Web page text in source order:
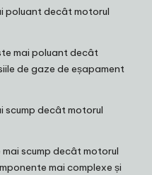
poluant decât motorul
mai poluant decât
de gaze de eșapament
scump decât motorul
scump decât motorul
mai complexe și